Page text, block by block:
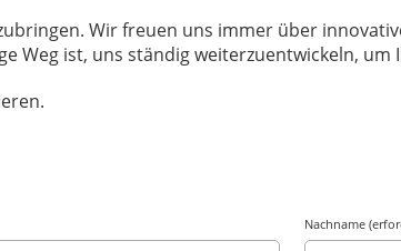
Wir freuen uns immer über
Weg ist, uns ständig weiterzuentwickeln,
Nachname